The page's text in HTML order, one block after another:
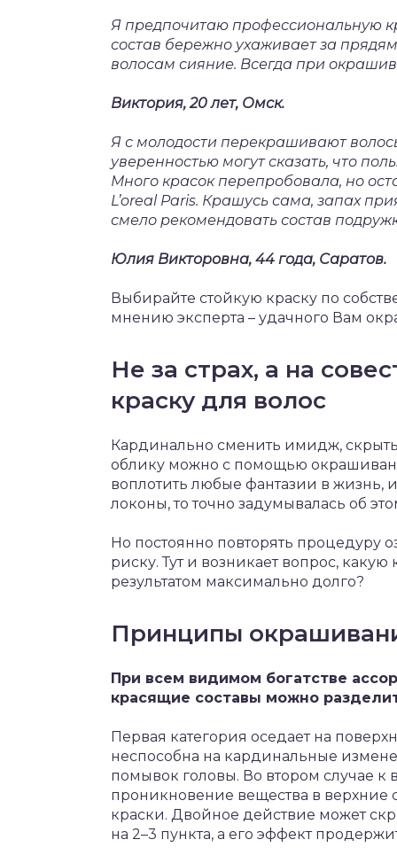
Я предпочитаю профессиональную
состав бережно ухаживает за
волосам сияние. Всегда при
Виктория, 20 лет, Омск.
Я с молодости перекрашивают
уверенностью могут сказать, что
Много красок перепробовала, но
L’oreal Paris. Крашусь сама, запах
смело рекомендовать состав
Юлия Викторовна, 44 года, Саратов.
Выбирайте стойкую краску по
мнению эксперта – удачного Вам
Не за страх, а на
краску для волос
Кардинально сменить имидж,
облику можно с помощью
воплотить любые фантазии в
локоны, то точно задумывалась об
Но постоянно повторять процедуру
риску. Тут и возникает вопрос,
результатом максимально долго?
Принципы
При всем видимом богатстве
красящие составы можно
Первая категория оседает на
неспособна на кардинальные
помывок головы. Во втором случае
проникновение вещества в
краски. Двойное действие может
на 2–3 пункта, а его эффект